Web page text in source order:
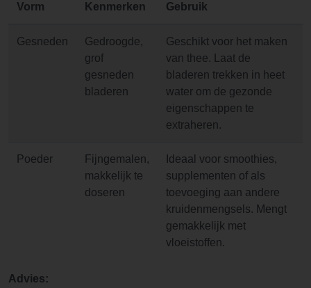
Vorm Kenmerken Gebruik
Gesneden
Gedroogde,
grof
gesneden
bladeren
Geschikt voor het maken
van thee. Laat de
bladeren trekken in heet
water om de gezonde
eigenschappen te
extraheren.
Poeder
Fijngemalen,
makkelijk te
doseren
Ideaal voor smoothies,
supplementen of als
toevoeging aan andere
kruidenmengsels. Mengt
gemakkelijk met
vloeistoffen.
Advies: